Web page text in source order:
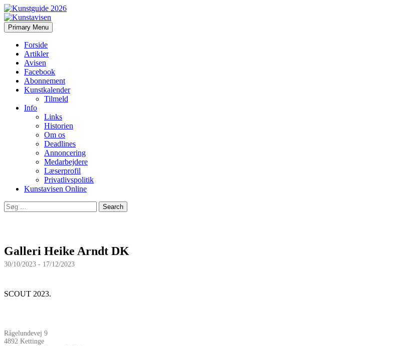
Kunstavisen
Search
Primary Menu Skip
to
Forside
Artikler
Avisen
Facebook
Abonnement
Kunstkalender
Tilmeld
Info
Links
Historien
Om os
Deadlines
Annoncering
Medarbejdere
Læserprofil
Privatlivspolitik
Kunstavisen Online
Search
for:
Galleri Heike Arndt DK
30/10/2023 - 17/12/2023
SCOUT 2023.
Rågelundevej 9
4892 Kettinge